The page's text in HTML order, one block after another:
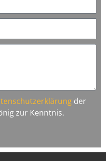
der
zur Kenntnis.